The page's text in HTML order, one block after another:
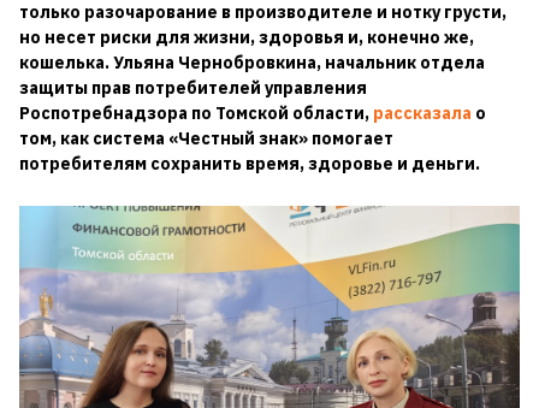
только разочарование в производителе и нотку грусти,
но несет риски для жизни, здоровья и, конечно же,
кошелька. Ульяна Чернобровкина, начальник отдела
защиты прав потребителей управления
Роспотребнадзора по Томской области, рассказала о
том, как система «Честный знак» помогает
потребителям сохранить время, здоровье и деньги.